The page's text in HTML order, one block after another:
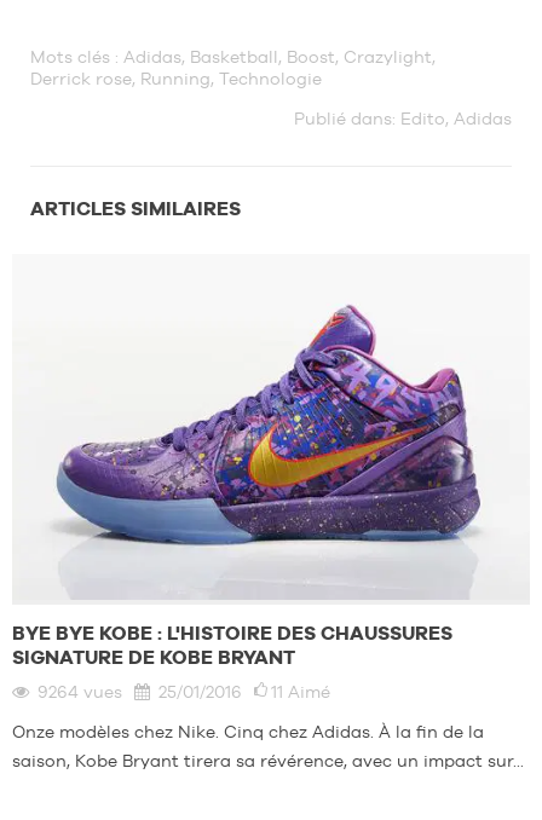
Mots clés : Adidas, Basketball, Boost, Crazylight,
Derrick rose, Running, Technologie
Publié dans: Edito, Adidas
ARTICLES SIMILAIRES
BYE BYE KOBE : L'HISTOIRE DES CHAUSSURES
SIGNATURE DE KOBE BRYANT
9264 vues 25/01/2016 11 Aimé
Onze modèles chez Nike. Cinq chez Adidas. À la fin de la
saison, Kobe Bryant tirera sa révérence, avec un impact sur...